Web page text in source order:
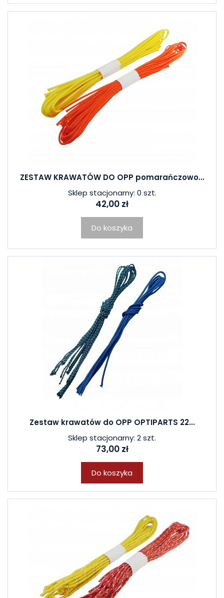
ZESTAW KRAWATÓW DO OPP pomarańczowo...
Sklep stacjonarny: 0 szt.
42,00 zł
Do koszyka
Zestaw krawatów do OPP OPTIPARTS 22...
Sklep stacjonarny: 2 szt.
73,00 zł
Do koszyka